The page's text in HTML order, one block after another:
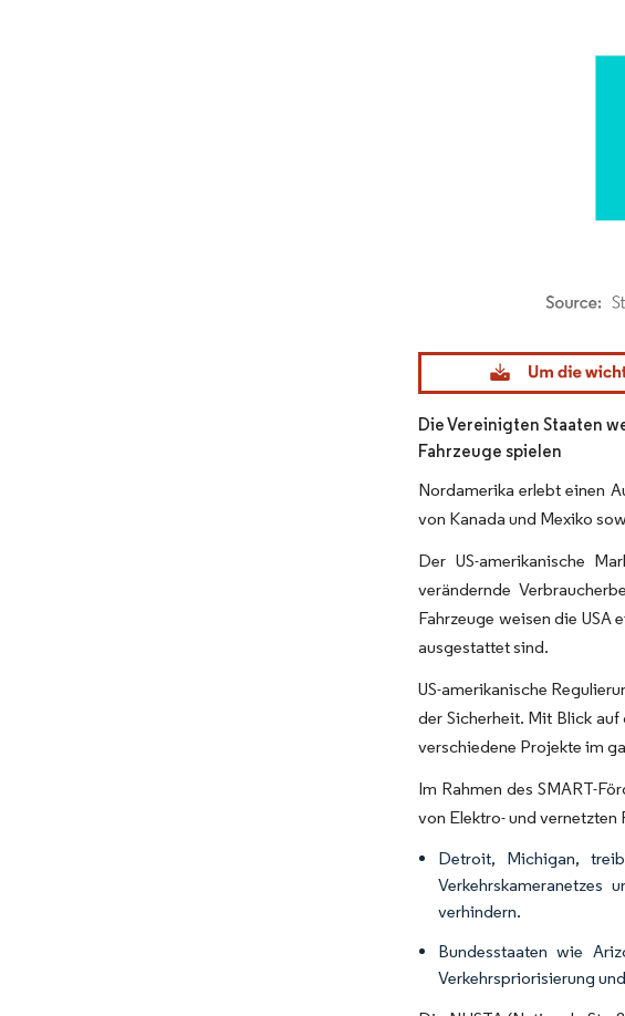
Bild © Mordor Intelligence.
Die Vereinigten Staaten
Fahrzeuge spielen
Nordamerika erlebt einen
von Kanada und Mexiko
Der US-amerikanische
verändernde
Fahrzeuge weisen die USA
ausgestattet sind.
US-amerikanische
der Sicherheit. Mit Blick auf
verschiedene Projekte im
Im Rahmen des SMART-
von Elektro- und
Detroit, Michigan,
verhindern.
Bundesstaaten wie
Verkehrspriorisierung